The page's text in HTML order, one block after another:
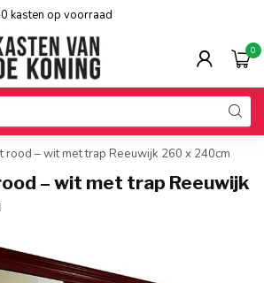
kasten op voorraad
0
rood – wit met trap Reeuwijk 260 x 240cm
– wit met trap Reeuwijk